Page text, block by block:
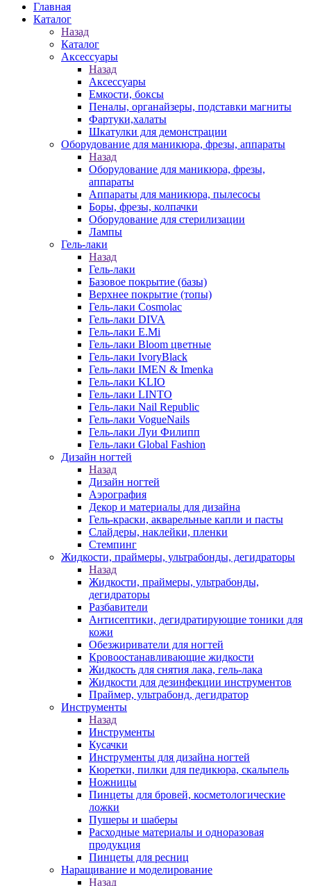
Главная
Каталог
Назад
Каталог
Аксессуары
Назад
Аксессуары
Емкости, боксы
Пеналы, органайзеры, подставки магниты
Фартуки,халаты
Шкатулки для демонстрации
Оборудование для маникюра, фрезы, аппараты
Назад
Оборудование для маникюра, фрезы,
аппараты
Аппараты для маникюра, пылесосы
Боры, фрезы, колпачки
Оборудование для стерилизации
Лампы
Гель-лаки
Назад
Гель-лаки
Базовое покрытие (базы)
Верхнее покрытие (топы)
Гель-лаки Cosmolac
Гель-лаки DIVA
Гель-лаки E.Mi
Гель-лаки Bloom цветные
Гель-лаки IvoryBlack
Гель-лаки IMEN & Imenka
Гель-лаки KLIO
Гель-лаки LINTO
Гель-лаки Nail Republic
Гель-лаки VogueNails
Гель-лаки Луи Филипп
Гель-лаки Global Fashion
Дизайн ногтей
Назад
Дизайн ногтей
Аэрография
Декор и материалы для дизайна
Гель-краски, акварельные капли и пасты
Слайдеры, наклейки, пленки
Стемпинг
Жидкости, праймеры, ультрабонды, дегидраторы
Назад
Жидкости, праймеры, ультрабонды,
дегидраторы
Разбавители
Антисептики, дегидратирующие тоники для
кожи
Обезжириватели для ногтей
Кровоостанавливающие жидкости
Жидкость для снятия лака, гель-лака
Жидкости для дезинфекции инструментов
Праймер, ультрабонд, дегидратор
Инструменты
Назад
Инструменты
Кусачки
Инструменты для дизайна ногтей
Кюретки, пилки для педикюра, скальпель
Ножницы
Пинцеты для бровей, косметологические
ложки
Пушеры и шаберы
Расходные материалы и одноразовая
продукция
Пинцеты для ресниц
Наращивание и моделирование
Назад